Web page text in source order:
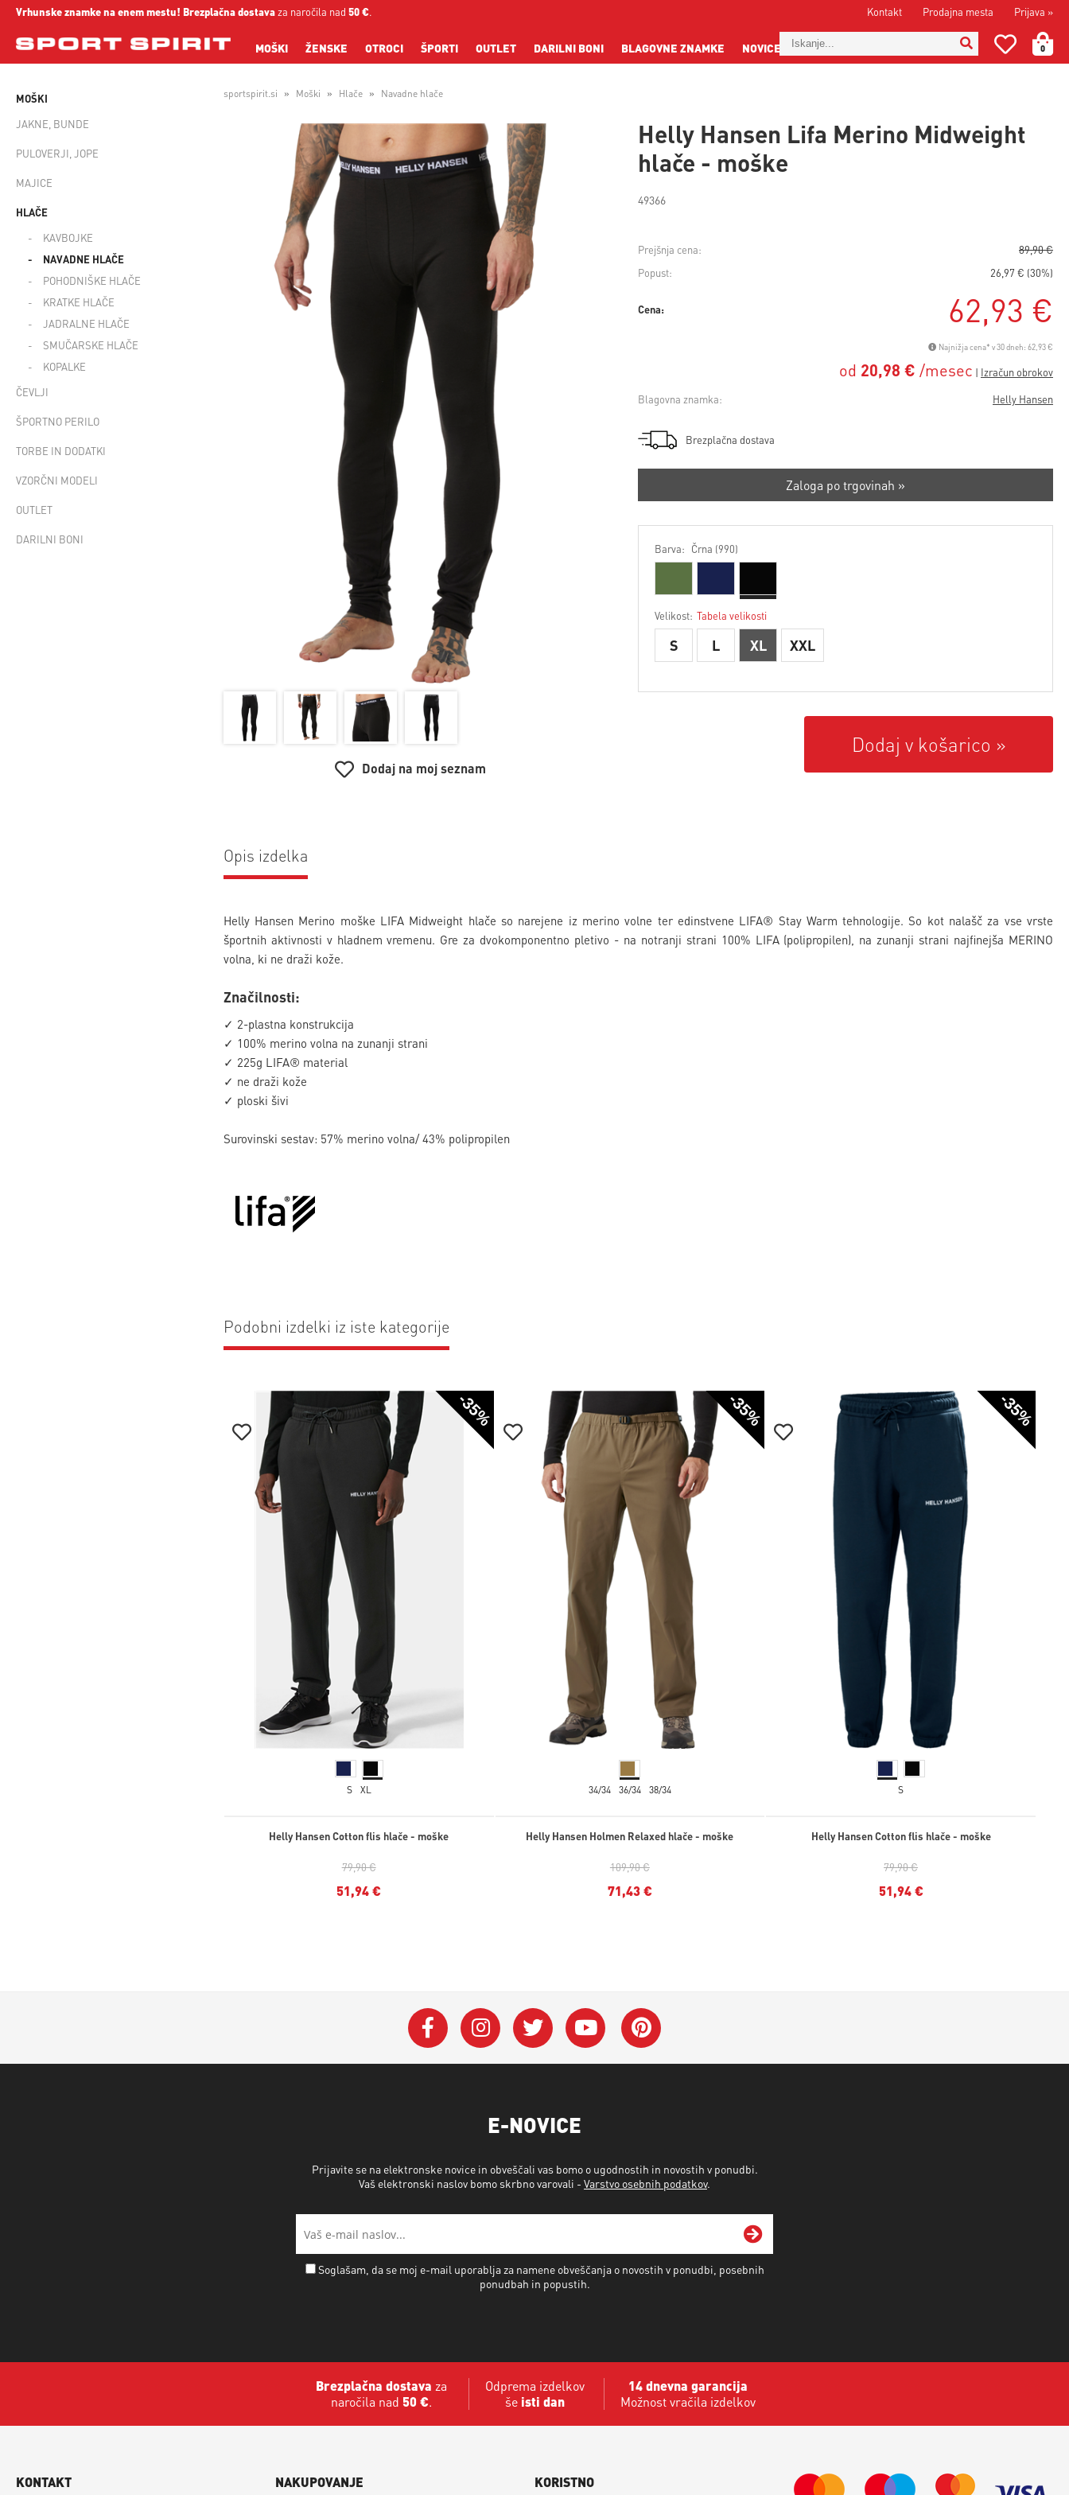
Prijava »
Kontakt Prodajna mesta
Vrhunske znamke na enem mestu! Brezplačna dostavaza naročila nad 50 €.
0
MOŠKI ŽENSKE OTROCI ŠPORTI OUTLET DARILNI BONI BLAGOVNE ZNAMKE NOVICE
MOŠKI
JAKNE, BUNDE
PULOVERJI, JOPE
MAJICE
HLAČE
KAVBOJKE
NAVADNE HLAČE
POHODNIŠKE HLAČE
KRATKE HLAČE
JADRALNE HLAČE
SMUČARSKE HLAČE
KOPALKE
ČEVLJI
ŠPORTNO PERILO
TORBE IN DODATKI
VZORČNI MODELI
OUTLET
DARILNI BONI
sportspirit.si Moški Hlače Navadne hlače
Helly Hansen Lifa Merino Midweight
hlače - moške
49366
Dodaj na moj seznam
Prejšnja cena:
89,90 €
Popust:
26,97 € (30%)
Cena: 62,93 €
Najnižja cena* v 30 dneh: 62,93 €
od 20,98 € /mesec
Blagovna znamka: Helly Hansen
Brezplačna dostava
Zaloga po trgovinah »
Barva: Črna (990)
Velikost: Tabela velikosti
S L XL XXL
Dodaj v košarico
Opis izdelka
Helly Hansen Merino moške LIFA Midweight hlače so narejene iz merino volne ter edinstvene LIFA® Stay Warm tehnologije. So kot nalašč za vse vrste
športnih aktivnosti v hladnem vremenu. Gre za dvokomponentno pletivo - na notranji strani 100% LIFA (polipropilen), na zunanji strani najfinejša MERINO
volna, ki ne draži kože.
Značilnosti:
✓ 2-plastna konstrukcija
✓ 100% merino volna na zunanji strani
✓ 225g LIFA® material
✓ ne draži kože
✓ ploski šivi
Surovinski sestav: 57% merino volna/ 43% polipropilen
Podobni izdelki iz iste kategorije
-35%
S XL
Helly Hansen Cotton flis hlače - moške
79,90 €
51,94 €
-35%
34/34 36/34 38/34
Helly Hansen Holmen Relaxed hlače - moške
109,90 €
71,43 €
-35%
S
Helly Hansen Cotton flis hlače - moške
79,90 €
51,94 €
E-NOVICE
Prijavite se na elektronske novice in obveščali vas bomo o ugodnostih in novostih v ponudbi.
Vaš elektronski naslov bomo skrbno varovali - Varstvo osebnih podatkov.
Soglašam, da se moj e-mail uporablja za namene obveščanja o novostih v ponudbi, posebnih
ponudbah in popustih.
Brezplačna dostava za
naročila nad 50 €.
Odprema izdelkov
še isti dan
14 dnevna garancija
Možnost vračila izdelkov
KONTAKT NAKUPOVANJE KORISTNO